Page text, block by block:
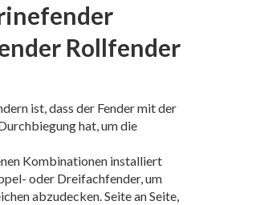
Rollfender
ist, dass der Fender mit der
hat, um die
Kombinationen installiert
oder Dreifachfender, um
abzudecken. Seite an Seite,